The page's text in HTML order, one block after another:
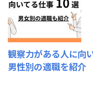
観察力がある人に向
男性別の適職を紹介